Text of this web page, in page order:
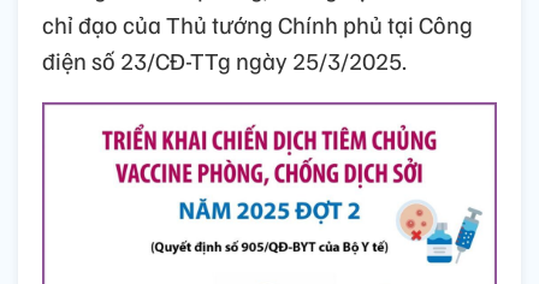
chỉ đạo của Thủ tướng Chính phủ tại Công
điện số 23/CĐ-TTg ngày 25/3/2025.